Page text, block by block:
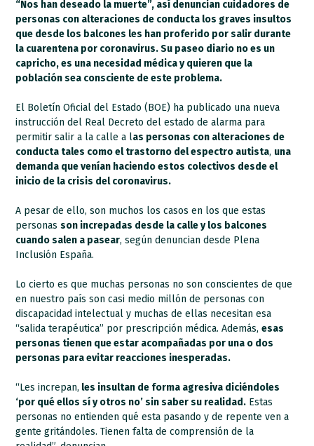
“Nos han deseado la muerte”, así denuncian cuidadores de
personas con alteraciones de conducta los graves insultos
que desde los balcones les han proferido por salir durante
la cuarentena por coronavirus. Su paseo diario no es un
capricho, es una necesidad médica y quieren que la
población sea consciente de este problema.
El Boletín Oficial del Estado (BOE) ha publicado una nueva
instrucción del Real Decreto del estado de alarma para
permitir salir a la calle a las personas con alteraciones de
conducta tales como el trastorno del espectro autista, una
demanda que venían haciendo estos colectivos desde el
inicio de la crisis del coronavirus.
A pesar de ello, son muchos los casos en los que estas
personasson increpadas desde la calle y los balcones
cuando salen a pasear, según denuncian desde Plena
Inclusión España.
Lo cierto es que muchas personas no son conscientes de que
en nuestro país son casi medio millón de personas con
discapacidad intelectual y muchas de ellas necesitan esa
“salida terapéutica” por prescripción médica. Además,esas
personas tienen que estar acompañadas por una o dos
personas para evitar reacciones inesperadas.
“Les increpan, les insultan de forma agresiva diciéndoles
‘por qué ellos sí y otros no’ sin saber su realidad. Estas
personas no entienden qué esta pasando y de repente ven a
gente gritándoles. Tienen falta de comprensión de la